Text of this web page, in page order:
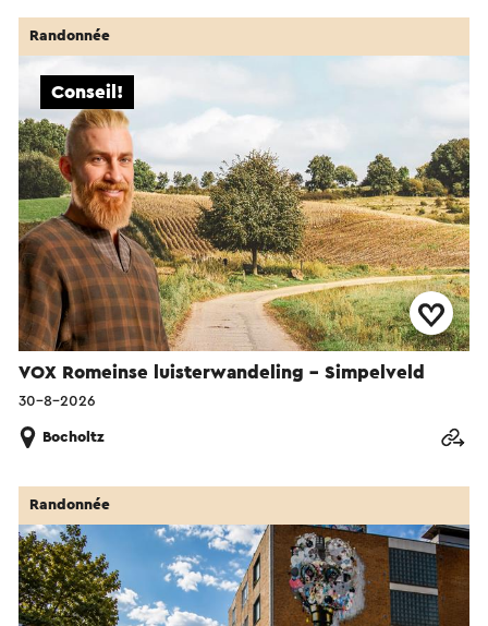
VOX Romeinse luisterwandeling - Simpelveld
Conseil!
Randonnée
30-8-2026
Bocholtz
Randonnée